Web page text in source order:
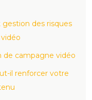
gestion des risques
de campagne vidéo
il renforcer votre